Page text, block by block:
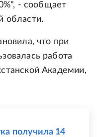
- сообщает
области.
что при
работа
Академии,
получила 14